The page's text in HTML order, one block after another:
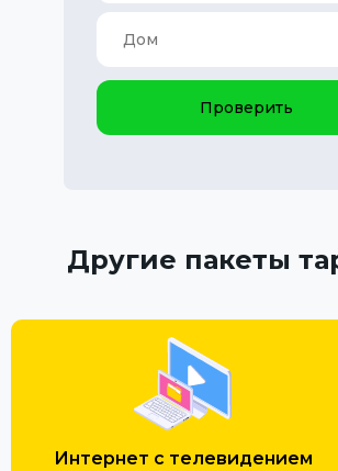
Проверить
Другие пакеты
Интернет с телевидением